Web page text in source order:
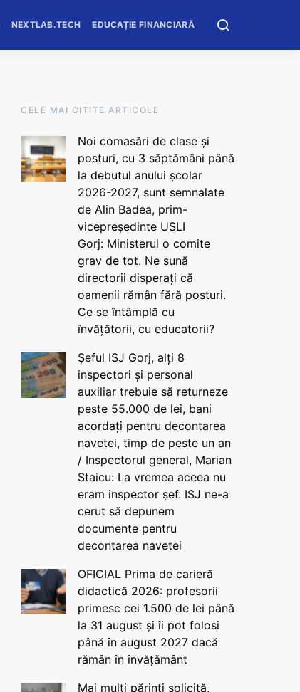
NEXTLAB.TECH EDUCAȚIE FINANCIARĂ
CELE MAI CITITE ARTICOLE
Noi comasări de clase și
posturi, cu 3 săptămâni până
la debutul anului școlar
2026-2027, sunt semnalate
de Alin Badea, prim-
vicepreședinte USLI
Gorj: Ministerul o comite
grav de tot. Ne sună
directorii disperați că
oamenii rămân fără posturi.
Ce se întâmplă cu
învățătorii, cu educatorii?
Șeful ISJ Gorj, alți 8
inspectori și personal
auxiliar trebuie să returneze
peste 55.000 de lei, bani
acordați pentru decontarea
navetei, timp de peste un an
/ Inspectorul general, Marian
Staicu: La vremea aceea nu
eram inspector șef. ISJ ne-a
cerut să depunem
documente pentru
decontarea navetei
OFICIAL Prima de carieră
didactică 2026: profesorii
primesc cei 1.500 de lei până
la 31 august și îi pot folosi
până în august 2027 dacă
rămân în învățământ
Mai mulți părinți solicită,